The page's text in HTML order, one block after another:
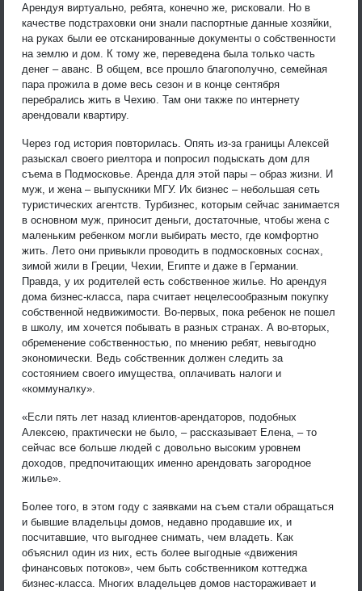
Арендуя виртуально, ребята, конечно же, рисковали. Но в
качестве подстраховки они знали паспортные данные хозяйки,
на руках были ее отсканированные документы о собственности
на землю и дом. К тому же, переведена была только часть
денег – аванс. В общем, все прошло благополучно, семейная
пара прожила в доме весь сезон и в конце сентября
перебрались жить в Чехию. Там они также по интернету
арендовали квартиру.
Через год история повторилась. Опять из-за границы Алексей
разыскал своего риелтора и попросил подыскать дом для
съема в Подмосковье. Аренда для этой пары – образ жизни. И
муж, и жена – выпускники МГУ. Их бизнес – небольшая сеть
туристических агентств. Турбизнес, которым сейчас занимается
в основном муж, приносит деньги, достаточные, чтобы жена с
маленьким ребенком могли выбирать место, где комфортно
жить. Лето они привыкли проводить в подмосковных соснах,
зимой жили в Греции, Чехии, Египте и даже в Германии.
Правда, у их родителей есть собственное жилье. Но арендуя
дома бизнес-класса, пара считает нецелесообразным покупку
собственной недвижимости. Во-первых, пока ребенок не пошел
в школу, им хочется побывать в разных странах. А во-вторых,
обременение собственностью, по мнению ребят, невыгодно
экономически. Ведь собственник должен следить за
состоянием своего имущества, оплачивать налоги и
«коммуналку».
«Если пять лет назад клиентов-арендаторов, подобных
Алексею, практически не было, – рассказывает Елена, – то
сейчас все больше людей с довольно высоким уровнем
доходов, предпочитающих именно арендовать загородное
жилье».
Более того, в этом году с заявками на съем стали обращаться
и бывшие владельцы домов, недавно продавшие их, и
посчитавшие, что выгоднее снимать, чем владеть. Как
объяснил один из них, есть более выгодные «движения
финансовых потоков», чем быть собственником коттеджа
бизнес-класса. Многих владельцев домов настораживает и